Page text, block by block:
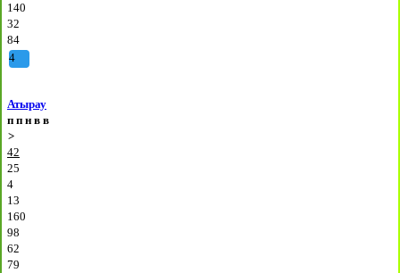
140
32
84
4
Атырау
п п н в в
>
42
25
4
13
160
98
62
79